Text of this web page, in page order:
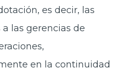
es decir, las
las gerencias de
en la continuidad